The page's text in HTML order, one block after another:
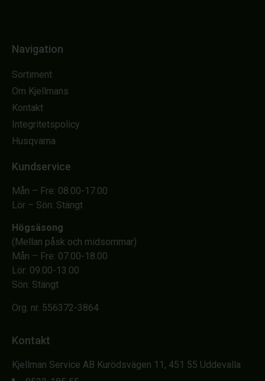
Navigation
Sortiment
Om Kjellmans
Kontakt
Integritetspolicy
Husqvarna
Kundservice
Mån – Fre: 08.00-17.00
Lör – Sön: Stängt
Högsäsong
(Mellan påsk och midsommar)
Mån – Fre: 07.00-18.00
Lör: 09.00-13.00
Sön: Stängt
Org. nr. 556372-3864
Kontakt
Kjellman Service AB Kurödsvägen 11, 451 55 Uddevalla